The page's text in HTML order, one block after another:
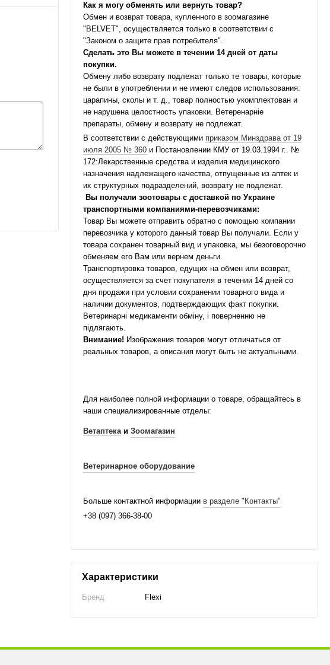
Как я могу обменять или вернуть товар?
Обмен и возврат товара, купленного в зоомагазине
"BELVET", осуществляется только в соответствии с
"Законом о защите прав потребителя".
Сделать это Вы можете в течении 14 дней от даты
покупки.
Обмену либо возврату подлежат только те товары, которые
не были в употреблении и не имеют следов использования:
царапины, сколы и т. д., товар полностью укомплектован и
не нарушена целостность упаковки. Ветеренарніе
препараты, обмену и возврату не подлежат.
В соответствии с действующими приказом Минздрава от 19
июля 2005 № 360и Постановлении КМУ от 19.03.1994 г.. №
172:Лекарственные средства и изделия медицинского
назначения надлежащего качества, отпущенные из аптек и
их структурных подразделений, возврату не подлежат.
Вы получали зоотовары с доставкой по Украине
транспортными компаниями-перевозчиками:
Товар Вы можете отправить обратно с помощью компании
перевозчика у которого данный товар Вы получали. Если у
товара сохранен товарный вид и упаковка, мы безоговорочно
обменяем его Вам или вернем деньги.
Транспортировка товаров, едущих на обмен или возврат,
осуществляется за счет покупателя в течении 14 дней со
дня продажи при условии сохранении товарного вида и
наличии документов, подтверждающих факт покупки.
Ветеринарні медикаменти обміну, і поверненню не
підлягають.
Внимание! Изображения товаров могут отличаться от
реальных товаров, а описания могут быть не актуальными.
Для наиболее полной информации о товаре, обращайтесь в
наши специализированные отделы:
Ветаптекаи Зоомагазин
Ветеринарное оборудование
Больше контактной информации в разделе "Контакты"
+38 (097) 366-38-00
Характеристики
Бренд Flexi